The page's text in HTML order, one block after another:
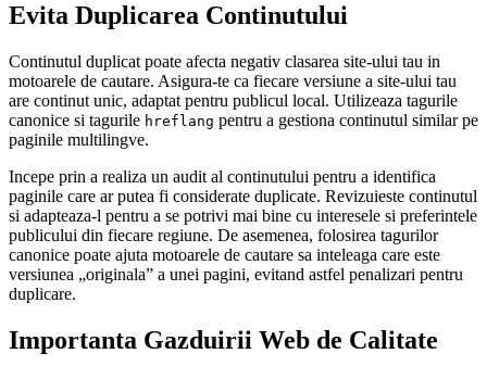
Evita Duplicarea Continutului
Continutul duplicat poate afecta negativ clasarea site-ului tau in
motoarele de cautare. Asigura-te ca fiecare versiune a site-ului tau
are continut unic, adaptat pentru publicul local. Utilizeaza tagurile
canonice si tagurile hreflang pentru a gestiona continutul similar pe
paginile multilingve.
Incepe prin a realiza un audit al continutului pentru a identifica
paginile care ar putea fi considerate duplicate. Revizuieste continutul
si adapteaza-l pentru a se potrivi mai bine cu interesele si preferintele
publicului din fiecare regiune. De asemenea, folosirea tagurilor
canonice poate ajuta motoarele de cautare sa inteleaga care este
versiunea „originala” a unei pagini, evitand astfel penalizari pentru
duplicare.
Importanta Gazduirii Web de Calitate